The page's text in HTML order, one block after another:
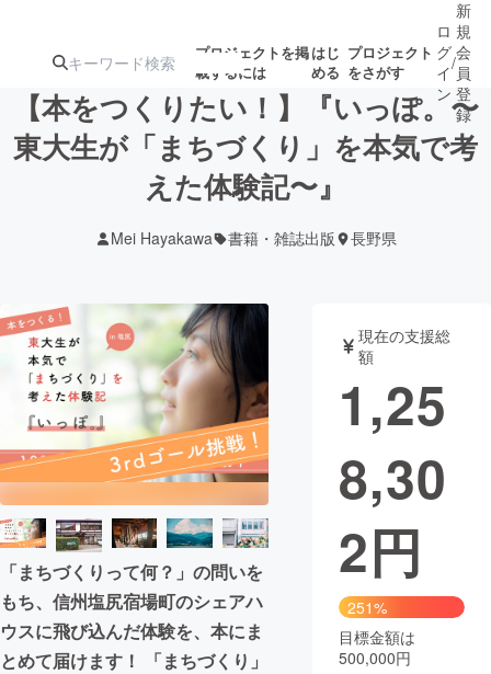
プロジェクトを掲
載するには
はじ
める
プロジェクト
をさがす
注目のリ 注目の新着プロ募集終了が近いプ
テクノロジー・ガジェット
映像・映画 書籍・雑誌
ビジネス・起業 チャレンジ
まちづくり・地域活性化
CAMPFIRE for Social Good
CAMPFIRE Creation
CAMPFIREふるさと納税machi-ya コミュニティ
ロ
グ
イ
ン
/
新
規
会
員
登
録
【本をつくりたい！】『いっぽ。〜
東大生が「まちづくり」を本気で考
えた体験記〜』
Mei Hayakawa 書籍・雑誌出版 長野県
「まちづくりって何？」の問いを
もち、信州塩尻宿場町のシェアハ
ウスに飛び込んだ体験を、本にま
とめて届けます！ 「まちづくり」
現在の支援総
額
1,25
8,30
2円
251%
目標金額は
500,000円